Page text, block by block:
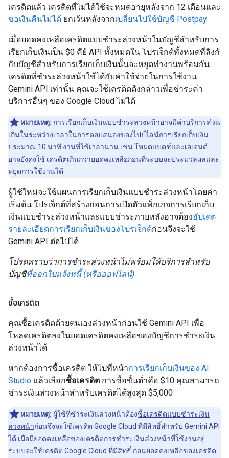
เครดิตแล้ว เครดิตที่ไม่ได้ใช้จะหมดอายุหลังจาก 12 เดือนและ
ขอเงินคืนไม่ได้ ยกเว้นหลังจากเปลี่ยนไปใช้บัญชี Postpay
เมื่อยอดคงเหลือเครดิตแบบชำระล่วงหน้าในบัญชีสำหรับการ
เรียกเก็บเงินเป็น $0 คีย์ API ทั้งหมดใน โปรเจ็กต์ทั้งหมดที่ลิงก์
กับบัญชีสำหรับการเรียกเก็บเงินนั้นจะหยุดทำงานพร้อมกัน
เครดิตที่ชำระล่วงหน้าใช้ได้กับค่าใช้จ่ายในการใช้งาน
Gemini API เท่านั้น คุณจะใช้เครดิตดังกล่าวเพื่อชำระค่า
บริการอื่นๆ ของ Google Cloud ไม่ได้
หมายเหตุ: การเรียกเก็บเงินแบบชำระล่วงหน้าอาจมีค่าบริการส่วน
เกินในระหว่างเวลาในการตอบสนองของไปป์ไลน์การเรียกเก็บเงิน
ประมาณ 10 นาที งานที่ใช้เวลานาน เช่นโหมดแบตช์และเอเจนต์
อาจยังคงใช้ เครดิตเกินกว่ายอดคงเหลือก่อนที่ระบบจะประมวลผลและ
หยุดการใช้งานได้
ผู้ใช้ใหม่จะใช้แผนการเรียกเก็บเงินแบบชำระล่วงหน้าโดยค่า
เริ่มต้น โปรเจ็กต์ที่สร้างก่อนการเปิดตัวแพ็กเกจการเรียกเก็บ
เงินแบบชำระล่วงหน้าและแบบชำระภายหลังอาจต้องอัปเดต
รายละเอียดการเรียกเก็บเงินของโปรเจ็กต์ก่อนจึงจะใช้
Gemini API ต่อไปได้
โปรดทราบว่าการชำระล่วงหน้าไม่พร้อมให้บริการสำหรับ
บัญชีที่ออกใบแจ้งหนี้ (หรือออฟไลน์)
ซื้อเครดิต
คุณซื้อเครดิตด้วยตนเองล่วงหน้าก่อนใช้ Gemini API เพื่อ
โหลดเครดิตลงในยอดเครดิตคงเหลือของบัญชีการชำระเงิน
ล่วงหน้าได้
หากต้องการซื้อเครดิต ให้ไปที่หน้าการเรียกเก็บเงินของ AI
Studio แล้วเลือกซื้อเครดิต การซื้อขั้นต่ำคือ $10 คุณสามารถ
ชำระเงินล่วงหน้าสำหรับเครดิตได้สูงสุด $5,000
หมายเหตุ: ผู้ใช้ที่ชำระเงินล่วงหน้าต้องซื้อเครดิตแบบชำระเงิน
ล่วงหน้าก่อนจึงจะใช้เครดิต Google Cloud ที่มีสิทธิ์สำหรับ Gemini API
ได้ เมื่อมียอดคงเหลือของเครดิตการชำระเงินล่วงหน้าที่ใช้งานอยู่
ระบบจะใช้เครดิต Google Cloud ที่มีสิทธิ์ ก่อนยอดคงเหลือของเครดิต